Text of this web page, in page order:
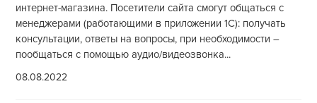
интернет-магазина. Посетители сайта смогут общаться с
менеджерами (работающими в приложении 1С): получать
консультации, ответы на вопросы, при необходимости –
пообщаться с помощью аудио/видеозвонка...
08.08.2022